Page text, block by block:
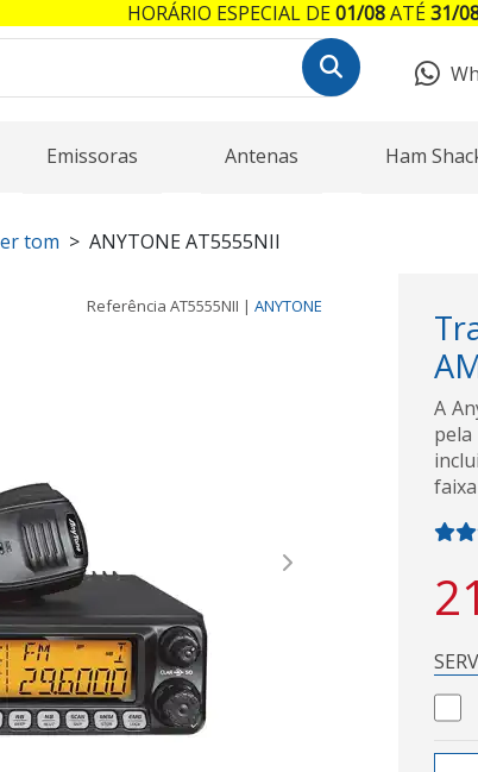
Emissoras Antenas Ham
tom ANYTONE AT5555NII
Referência AT5555NII | ANYTONE
Next
A
HORÁRIO ESPECIAL DE01/08ATÉ31/